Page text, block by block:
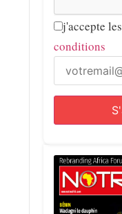
j'accepte les
conditions